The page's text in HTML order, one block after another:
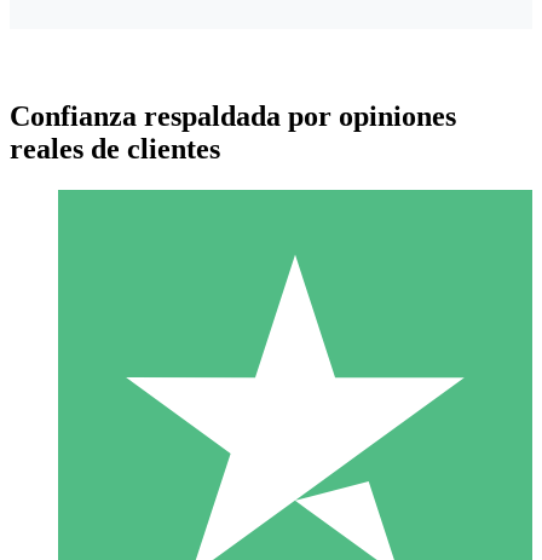
Paquetes de Créditos Individuales
Paga según el uso con créditos de descarga. Sin compromiso
10 00
Confianza respaldada por opiniones
reales de clientes